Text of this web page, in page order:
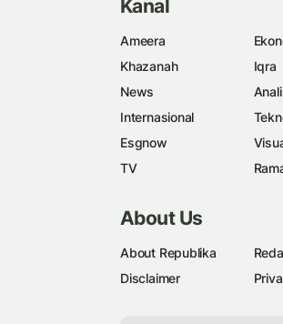
Kanal
Ameera
Khazanah
Iqra
News
Internasional
Esgnow
TV
About Us
About Republika
Disclaimer